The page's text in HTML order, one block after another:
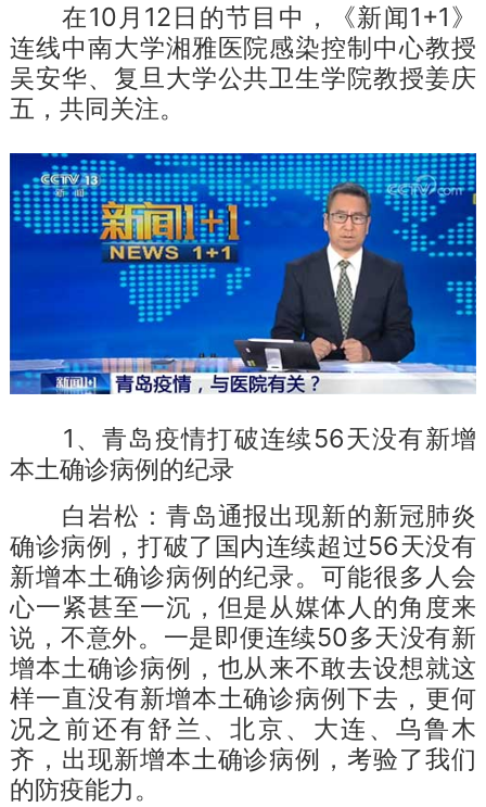
在10月12日的节目中，《新闻1+1》
连线中南大学湘雅医院感染控制中心教授
吴安华、复旦大学公共卫生学院教授姜庆
五，共同关注。
1、青岛疫情打破连续56天没有新增
本土确诊病例的纪录
白岩松：青岛通报出现新的新冠肺炎
确诊病例，打破了国内连续超过56天没有
新增本土确诊病例的纪录。可能很多人会
心一紧甚至一沉，但是从媒体人的角度来
说，不意外。一是即便连续50多天没有新
增本土确诊病例，也从来不敢去设想就这
样一直没有新增本土确诊病例下去，更何
况之前还有舒兰、北京、大连、乌鲁木
齐，出现新增本土确诊病例，考验了我们
的防疫能力。